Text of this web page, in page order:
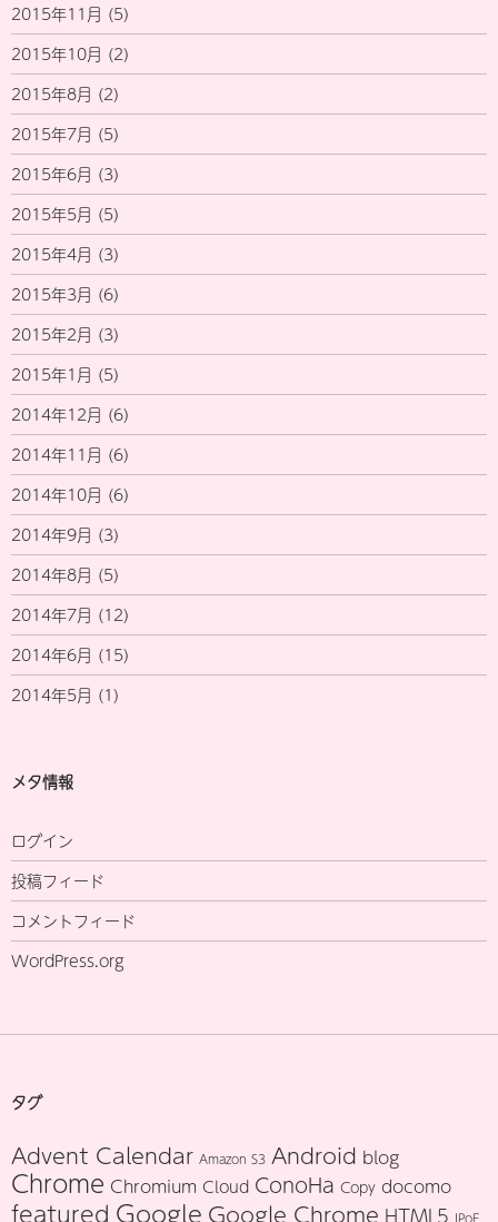
2015年11月 (5)
2015年10月 (2)
2015年8月 (2)
2015年7月 (5)
2015年6月 (3)
2015年5月 (5)
2015年4月 (3)
2015年3月 (6)
2015年2月 (3)
2015年1月 (5)
2014年12月 (6)
2014年11月 (6)
2014年10月 (6)
2014年9月 (3)
2014年8月 (5)
2014年7月 (12)
2014年6月 (15)
2014年5月 (1)
メタ情報
ログイン
投稿フィード
コメントフィード
WordPress.org
タグ
Advent Calendar Amazon S3 Android blog
Chrome Chromium Cloud ConoHa Copy docomo
featured Google Google Chrome HTML5 IPoE